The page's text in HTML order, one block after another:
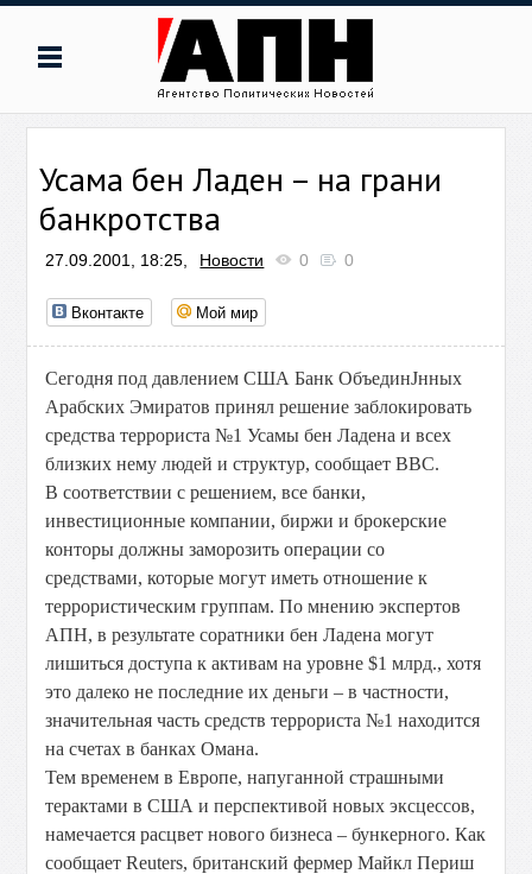
Усама бен Ладен – на грани
банкротства
27.09.2001, 18:25, Новости 0 0
Вконтакте Мой мир
Сегодня под давлением США Банк ОбъединЈнных
Арабских Эмиратов принял решение заблокировать
средства террориста №1 Усамы бен Ладена и всех
близких нему людей и структур, сообщает BBC.
В соответствии с решением, все банки,
инвестиционные компании, биржи и брокерские
конторы должны заморозить операции со
средствами, которые могут иметь отношение к
террористическим группам. По мнению экспертов
АПН, в результате соратники бен Ладена могут
лишиться доступа к активам на уровне $1 млрд., хотя
это далеко не последние их деньги – в частности,
значительная часть средств террориста №1 находится
на счетах в банках Омана.
Тем временем в Европе, напуганной страшными
терактами в США и перспективой новых эксцессов,
намечается расцвет нового бизнеса – бункерного. Как
сообщает Reuters, британский фермер Майкл Периш